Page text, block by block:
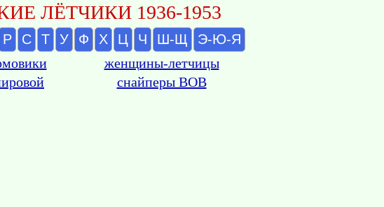
ЛЁТЧИКИ 1936-1953
Р С Т У Ф Х Ц Ч Ш-Щ
Э-Ю-Я
женщины-летчицы
снайперы ВОВ